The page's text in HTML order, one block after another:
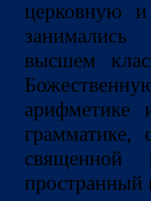
церковную
высшем
арифметике
грамматике,
священной
пространный